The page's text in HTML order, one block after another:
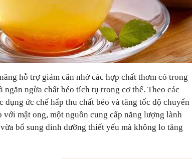
hỗ trợ giảm cân nhờ các hợp chất thơm có trong
ngăn ngừa chất béo tích tụ trong cơ thể. Theo các
dụng ức chế hấp thu chất béo và tăng tốc độ chuyển
mật ong, một nguồn cung cấp năng lượng lành
bổ sung dinh dưỡng thiết yếu mà không lo tăng